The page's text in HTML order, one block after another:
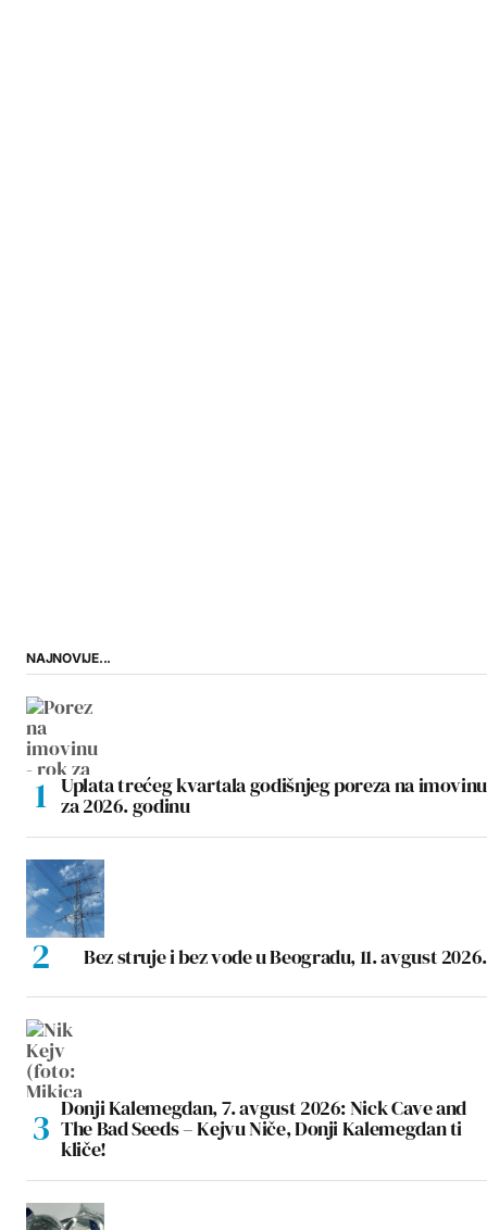
NAJNOVIJE...
Uplata trećeg kvartala godišnjeg poreza na imovinu
za 2026. godinu
Bez struje i bez vode u Beogradu, 11. avgust 2026.
Donji Kalemegdan, 7. avgust 2026: Nick Cave and
The Bad Seeds – Kejvu Niče, Donji Kalemegdan ti
kliče!